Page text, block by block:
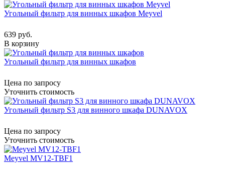
Угольный фильтр для винных шкафов Meyvel
639 руб.
В корзину
Угольный фильтр для винных шкафов
Цена по запросу
Уточнить стоимость
Угольный фильтр S3 для винного шкафа DUNAVOX
Цена по запросу
Уточнить стоимость
Meyvel MV12-TBF1